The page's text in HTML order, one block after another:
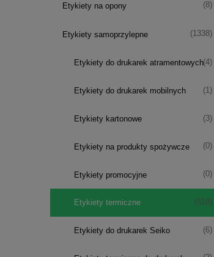
Etykiety na opony (8)
Etykiety samoprzylepne (1338)
Etykiety do drukarek atramentowych(4)
Etykiety do drukarek mobilnych (1)
Etykiety kartonowe (3)
Etykiety na produkty spożywcze (0)
Etykiety promocyjne (0)
Etykiety termiczne (518)
Etykiety do drukarek Seiko (6)